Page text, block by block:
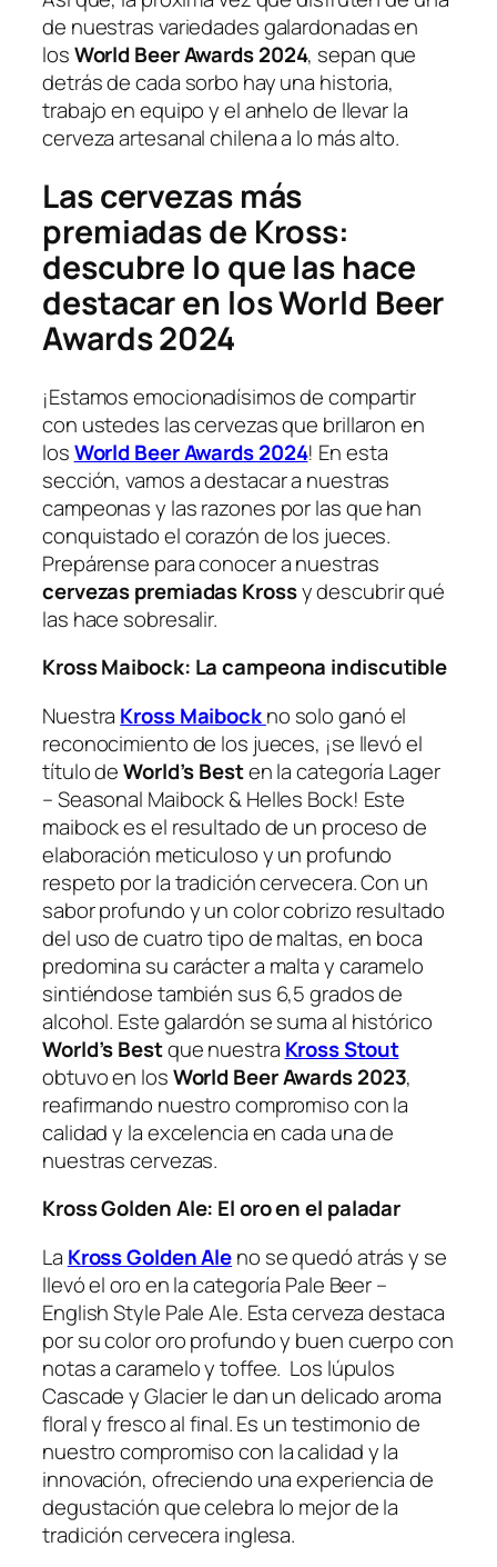
de nuestras variedades galardonadas en
losWorld Beer Awards 2024, sepan que
detrás de cada sorbo hay una historia,
trabajo en equipo y el anhelo de llevar la
cerveza artesanal chilena a lo más alto.
Las cervezas más
premiadas de Kross:
descubre lo que las hace
destacar en los World Beer
Awards 2024
¡Estamos emocionadísimos de compartir
con ustedes las cervezas que brillaron en
losWorld Beer Awards 2024! En esta
sección, vamos a destacar a nuestras
campeonas y las razones por las que han
conquistado el corazón de los jueces.
Prepárense para conocer a nuestras
cervezas premiadas Krossy descubrir qué
las hace sobresalir.
Kross Maibock: La campeona indiscutible
Nuestra Kross Maibockno solo ganó el
reconocimiento de los jueces, ¡se llevó el
título deWorld’s Besten la categoría Lager
– Seasonal Maibock & Helles Bock! Este
maibock es el resultado de un proceso de
elaboración meticuloso y un profundo
respeto por la tradición cervecera. Con un
sabor profundo y un color cobrizo resultado
del uso de cuatro tipo de maltas, en boca
predomina su carácter a malta y caramelo
sintiéndose también sus 6,5 grados de
alcohol. Este galardón se suma al histórico
World’s Bestque nuestra Kross Stout
obtuvo en losWorld Beer Awards 2023,
reafirmando nuestro compromiso con la
calidad y la excelencia en cada una de
nuestras cervezas.
Kross Golden Ale: El oro en el paladar
La Kross Golden Aleno se quedó atrás y se
llevó el oro en la categoría Pale Beer –
English Style Pale Ale. Esta cerveza destaca
por su color oro profundo y buen cuerpo con
notas a caramelo y toffee. Los lúpulos
Cascade y Glacier le dan un delicado aroma
floral y fresco al final. Es un testimonio de
nuestro compromiso con la calidad y la
innovación, ofreciendo una experiencia de
degustación que celebra lo mejor de la
tradición cervecera inglesa.